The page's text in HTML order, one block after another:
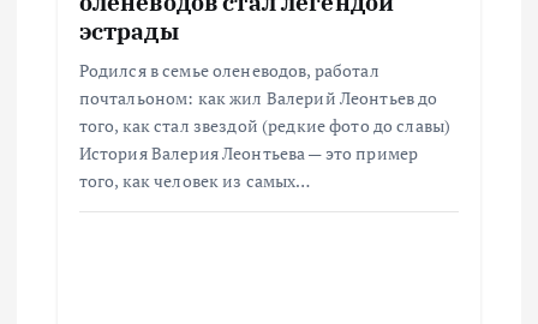
эстрады
Родился в семье оленеводов, работал
почтальоном: как жил Валерий Леонтьев до
того, как стал звездой (редкие фото до славы)
История Валерия Леонтьева — это пример
того, как человек из самых…